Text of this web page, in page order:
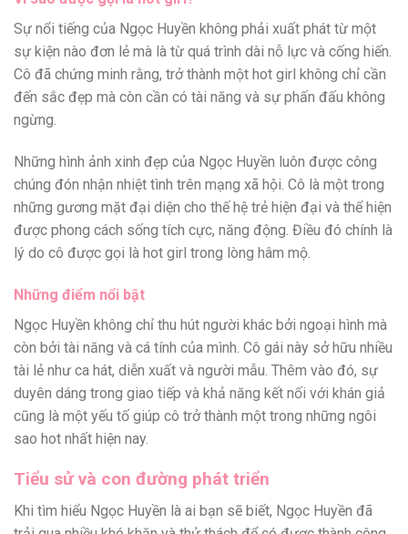
Sự nổi tiếng của Ngọc Huyền không phải xuất phát từ một
sự kiện nào đơn lẻ mà là từ quá trình dài nỗ lực và cống hiến.
Cô đã chứng minh rằng, trở thành một hot girl không chỉ cần
đến sắc đẹp mà còn cần có tài năng và sự phấn đấu không
ngừng.
Những hình ảnh xinh đẹp của Ngọc Huyền luôn được công
chúng đón nhận nhiệt tình trên mạng xã hội. Cô là một trong
những gương mặt đại diện cho thế hệ trẻ hiện đại và thể hiện
được phong cách sống tích cực, năng động. Điều đó chính là
lý do cô được gọi là hot girl trong lòng hâm mộ.
Những điểm nổi bật
Ngọc Huyền không chỉ thu hút người khác bởi ngoại hình mà
còn bởi tài năng và cá tính của mình. Cô gái này sở hữu nhiều
tài lẻ như ca hát, diễn xuất và người mẫu. Thêm vào đó, sự
duyên dáng trong giao tiếp và khả năng kết nối với khán giả
cũng là một yếu tố giúp cô trở thành một trong những ngôi
sao hot nhất hiện nay.
Tiểu sử và con đường phát triển
Khi tìm hiểu Ngọc Huyền là ai bạn sẽ biết, Ngọc Huyền đã